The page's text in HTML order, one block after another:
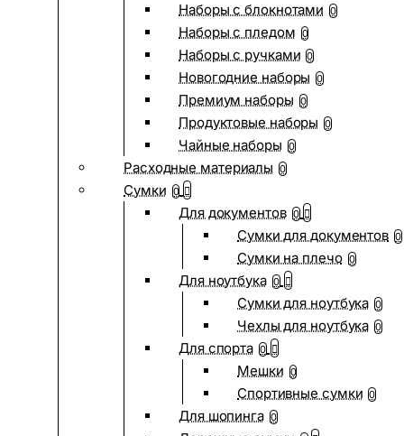
Наборы с блокнотами 0
Наборы с пледом 0
Наборы с ручками 0
Новогодние наборы 0
Премиум наборы 0
Продуктовые наборы 0
Чайные наборы 0
Расходные материалы 0
Сумки 0
Для документов 0
Сумки для документов 0
Сумки на плечо 0
Для ноутбука 0
Сумки для ноутбука 0
Чехлы для ноутбука 0
Для спорта 0
Мешки 0
Спортивные сумки 0
Для шопинга 0